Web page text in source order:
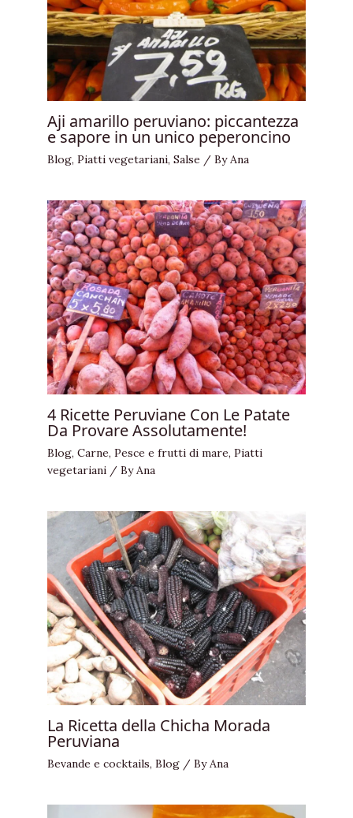
Aji amarillo peruviano: piccantezza
e sapore in un unico peperoncino
Blog, Piatti vegetariani, Salse / ByAna
4 Ricette Peruviane Con Le Patate
Da Provare Assolutamente!
Blog, Carne, Pesce e frutti di mare, Piatti
vegetariani / ByAna
La Ricetta della Chicha Morada
Peruviana
Bevande e cocktails, Blog / ByAna